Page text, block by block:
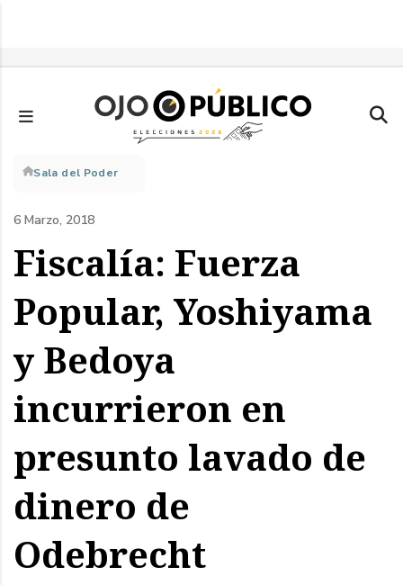
principal
Sobrescribir
enlaces
de
ayuda
a
la
navegación
Sala del Poder
6 Marzo, 2018
Fiscalía: Fuerza
Popular, Yoshiyama
y Bedoya
incurrieron en
presunto lavado de
dinero de
Odebrecht